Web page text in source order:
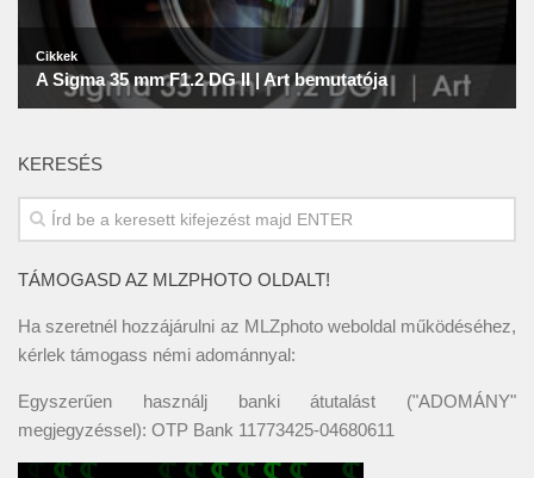
KERESÉS
TÁMOGASD AZ MLZPHOTO OLDALT!
Ha szeretnél hozzájárulni az MLZphoto weboldal működéséhez,
kérlek támogass némi adománnyal:
Egyszerűen használj banki átutalást ("ADOMÁNY"
megjegyzéssel): OTP Bank 11773425-04680611